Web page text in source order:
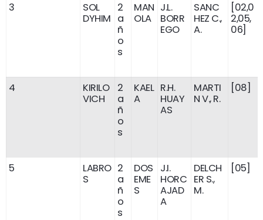
3
SOL
DYHIM
2
a
ñ
o
s
MAN
OLA
J.L.
BORR
EGO
SANC
HEZ C.,
A.
[02,0
2,05,
06]
4
KIRILO
VICH
2
a
ñ
o
s
KAEL
A
R.H.
HUAY
AS
MARTI
N V., R.
[08]
5
LABRO
S
2
a
ñ
o
s
DOS
EME
S
J.I.
HORC
AJAD
A
DELCH
ER S.,
M.
[05]